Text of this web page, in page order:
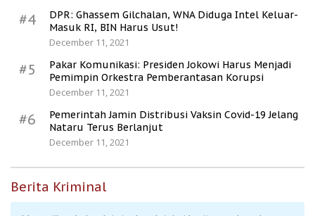
#4
DPR: Ghassem Gilchalan, WNA Diduga Intel Keluar-
Masuk RI, BIN Harus Usut!
December 11, 2021
#5
Pakar Komunikasi: Presiden Jokowi Harus Menjadi
Pemimpin Orkestra Pemberantasan Korupsi
December 11, 2021
#6
Pemerintah Jamin Distribusi Vaksin Covid-19 Jelang
Nataru Terus Berlanjut
December 11, 2021
Berita Kriminal